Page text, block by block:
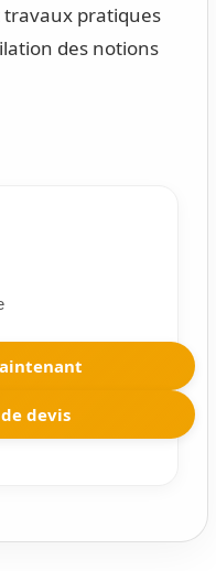
pratiques
des notions
devis